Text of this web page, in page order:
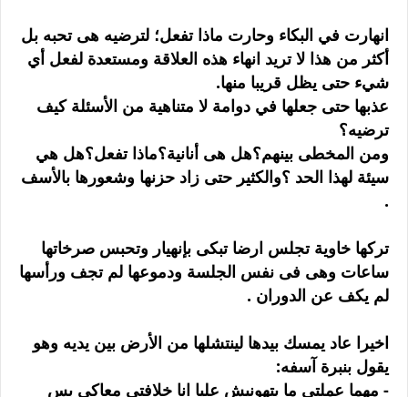
انهارت في البكاء وحارت ماذا تفعل؛ لترضيه هى تحبه بل
أكثر من هذا لا تريد انهاء هذه العلاقة ومستعدة لفعل أي
شيء حتى يظل قريبا منها.
عذبها حتى جعلها في دوامة لا متناهية من الأسئلة كيف
ترضيه؟
ومن المخطى بينهم؟هل هى أنانية؟ماذا تفعل؟هل هي
سيئة لهذا الحد ؟والكثير حتى زاد حزنها وشعورها بالأسف
.
تركها خاوية تجلس ارضا تبكى بإنهيار وتحبس صرخاتها
ساعات وهى فى نفس الجلسة ودموعها لم تجف ورأسها
لم يكف عن الدوران .
اخيرا عاد يمسك بيدها لينتشلها من الأرض بين يديه وهو
يقول بنبرة آسفه:
- مهما عملتي ما بتهونيش عليا انا خلافتي معاكي بس